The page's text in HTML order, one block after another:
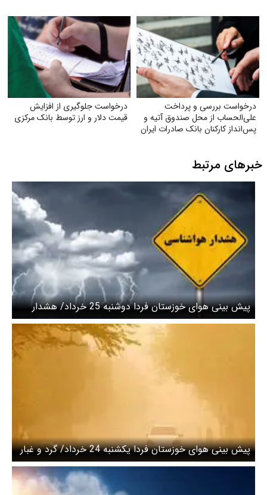
درخواست بررسی و پرداخت
علی‌الحساب از محل صندوق آتیه و
پس‌انداز کارکنان بانک صادرات ایران
درخواست جلوگیری از افزایش
قیمت دلار و ارز توسط بانک مرکزی
خبرهای مرتبط
پیش بینی هوای خوزستان فردا دوشنبه 25 خرداد/ هشدار
سطح نارنجی صادر شد
پیش بینی هوای خوزستان فردا یکشنبه 24 خرداد/ گرد و غبار
محلی و موقتی در ساعاتی عصر امروز